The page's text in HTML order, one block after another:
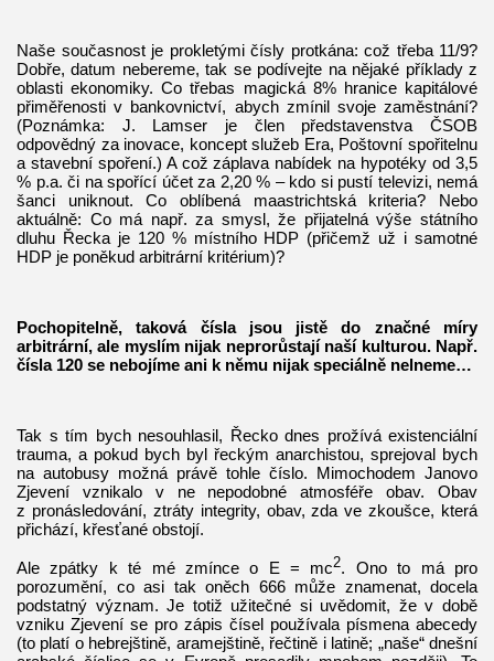
Naše současnost je prokletými čísly protkána: což třeba 11/9?
Dobře, datum nebereme, tak se podívejte na nějaké příklady z
oblasti ekonomiky. Co třebas magická 8% hranice kapitálové
přiměřenosti v bankovnictví, abych zmínil svoje zaměstnání?
(Poznámka: J. Lamser je člen představenstva ČSOB
odpovědný za inovace, koncept služeb Era, Poštovní spořitelnu
a stavební spoření.) A což záplava nabídek na hypotéky od 3,5
% p.a. či na spořící účet za 2,20 % – kdo si pustí televizi, nemá
šanci uniknout. Co oblíbená maastrichtská kriteria? Nebo
aktuálně: Co má např. za smysl, že přijatelná výše státního
dluhu Řecka je 120 % místního HDP (přičemž už i samotné
HDP je poněkud arbitrární kritérium)?
Pochopitelně, taková čísla jsou jistě do značné míry
arbitrární, ale myslím nijak neprorůstají naší kulturou. Např.
čísla 120 se nebojíme ani k němu nijak speciálně nelneme…
Tak s tím bych nesouhlasil, Řecko dnes prožívá existenciální
trauma, a pokud bych byl řeckým anarchistou, sprejoval bych
na autobusy možná právě tohle číslo. Mimochodem Janovo
Zjevení vznikalo v ne nepodobné atmosféře obav. Obav
z pronásledování, ztráty integrity, obav, zda ve zkoušce, která
přichází, křesťané obstojí.
Ale zpátky k té mé zmínce o E = mc2. Ono to má pro
porozumění, co asi tak oněch 666 může znamenat, docela
podstatný význam. Je totiž užitečné si uvědomit, že v době
vzniku Zjevení se pro zápis čísel používala písmena abecedy
(to platí o hebrejštině, aramejštině, řečtině i latině; „naše“ dnešní